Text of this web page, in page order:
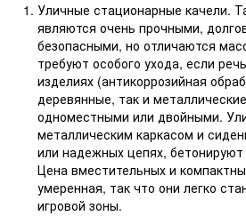
Уличные стационарные качели.
являются очень прочными,
безопасными, но отличаются
требуют особого ухода, если
изделиях (антикоррозийная
деревянные, так и
одноместными или двойными.
металлическим каркасом и
или надежных цепях, бетонируют
Цена вместительных и
умеренная, так что они легко
игровой зоны.